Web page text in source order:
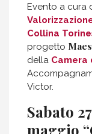
Evento a cura
Collina
progetto
della Camera
Victor.
Sabato
maggio